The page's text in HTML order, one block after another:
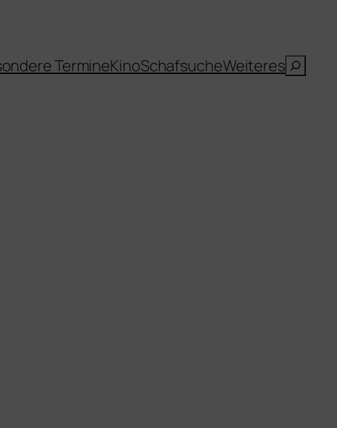
TermineKinoSchafsucheWeiteresSuchen